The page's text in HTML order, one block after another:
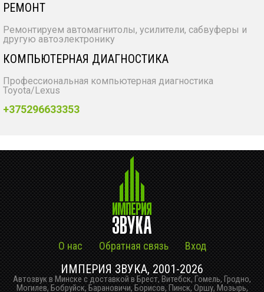
РЕМОНТ
Ремонтируем автомагнитолы, усилители, сабвуферы и
другую автоэлектронику
КОМПЬЮТЕРНАЯ ДИАГНОСТИКА
Профессиональная компьютерная диагностика
Toyota/Lexus
+375296633353
О нас Обратная связь Вход
ИМПЕРИЯ ЗВУКА, 2001-2026
Автозвук в Минске с доставкой в Брест, Витебск, Гомель, Гродно,
Могилев, Бобруйск, Барановичи, Борисов, Пинск, Оршу, Мозырь,